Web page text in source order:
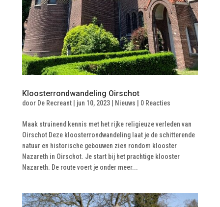
Kloosterrondwandeling Oirschot
door De Recreant| jun 10, 2023| Nieuws 0 Reacties
Maak struinend kennis met het rijke religieuze verleden van
Oirschot Deze kloosterrondwandeling laat je de schitterende
natuur en historische gebouwen zien rondom klooster
Nazareth in Oirschot. Je start bij het prachtige klooster
Nazareth. De route voert je onder meer...